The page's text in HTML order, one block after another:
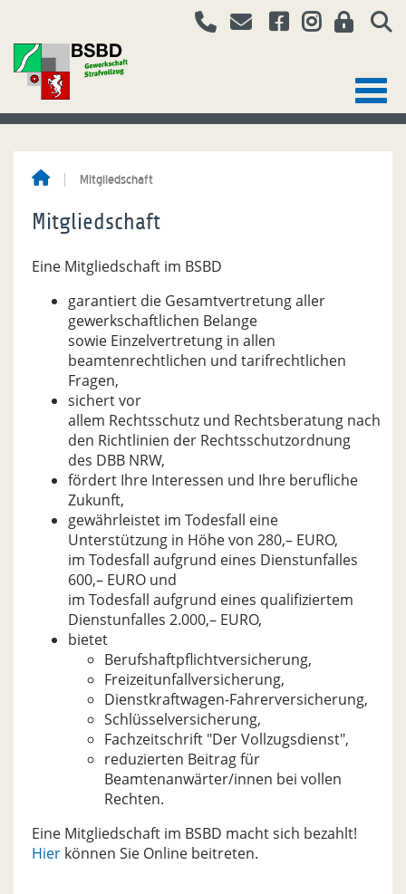
Mitgliedschaft
Mitgliedschaft
Eine Mitgliedschaft im BSBD
garantiert die Gesamtvertretung aller
gewerkschaftlichen Belange
sowie Einzelvertretung in allen
beamtenrechtlichen und tarifrechtlichen
Fragen,
sichert vor
allem Rechtsschutz und Rechtsberatung nach
den Richtlinien der Rechtsschutzordnung
des DBB NRW,
fördert Ihre Interessen und Ihre berufliche
Zukunft,
gewährleistet im Todesfall eine
Unterstützung in Höhe von 280,– EURO,
im Todesfall aufgrund eines Dienstunfalles
600,– EURO und
im Todesfall aufgrund eines qualifiziertem
Dienstunfalles 2.000,– EURO,
bietet
Berufshaftpflichtversicherung,
Freizeitunfallversicherung,
Dienstkraftwagen-Fahrerversicherung,
Schlüsselversicherung,
Fachzeitschrift "Der Vollzugsdienst",
reduzierten Beitrag für
Beamtenanwärter/innen bei vollen
Rechten.
Eine Mitgliedschaft im BSBD macht sich bezahlt!
Hier können Sie Online beitreten.